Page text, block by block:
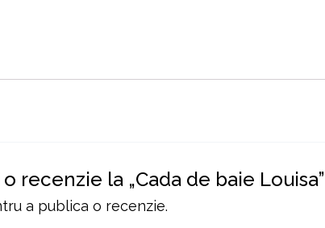
recenzie la „Cada de baie Louisa”
a publica o recenzie.